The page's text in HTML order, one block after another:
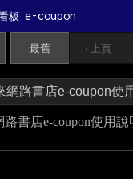
板 e-coupon
最舊 ‹ 上頁
書店e-coupon使用說